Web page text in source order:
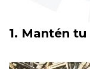
1. Mantén